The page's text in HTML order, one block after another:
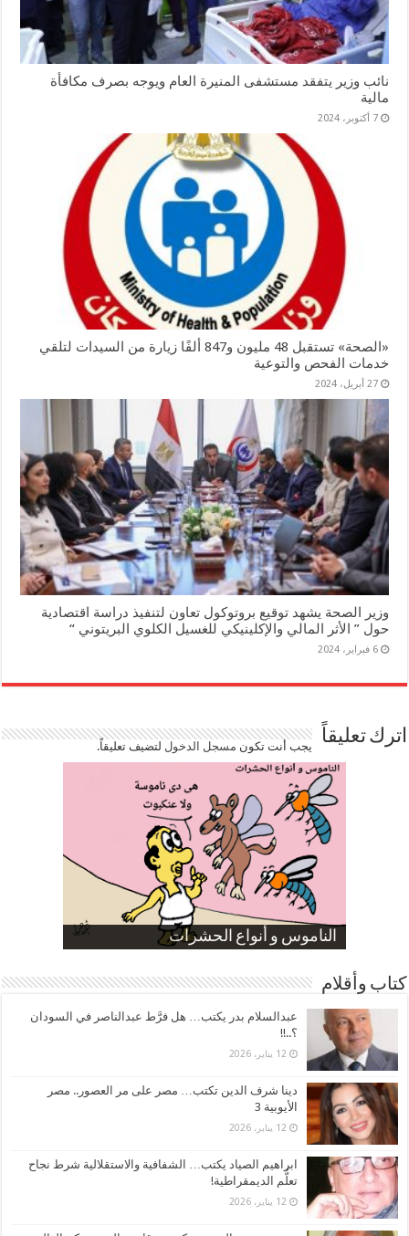
نائب وزير يتفقد مستشفى المنيرة العام ويوجه بصرف مكافأة
مالية
7 أكتوبر، 2024
«الصحة» تستقبل 48 مليون و847 ألفًا زيارة من السيدات لتلقي
خدمات الفحص والتوعية
27 أبريل، 2024
وزير الصحة يشهد توقيع بروتوكول تعاون لتنفيذ دراسة اقتصادية
حول ” الأثر المالي والإكلينيكي للغسيل الكلوي البريتوني “
6 فبراير، 2024
اترك تعليقاً يجب أنت تكون مسجل الدخوللتضيف تعليقاً.
الناموس و أنواع الحشرات
الموظفين بعد ارتفاع الأسعار
ارتفاع نسبة الطلاق في مصر
صورة كاركاتيرية
صورة كاركاتيرية
كتاب وأقلام
عبدالسلام بدر يكتب… هل فرَّط عبدالناصر في السودان
؟..!!
12 يناير، 2026
دينا شرف الدين تكتب… مصر على مر العصور.. مصر
الأيوبية 3
12 يناير، 2026
ابراهيم الصياد يكتب… الشفافية والاستقلالية شرط نجاح
تعلُّم الديمقراطية!
12 يناير، 2026